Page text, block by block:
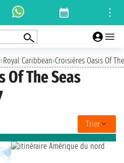
›Royal Caribbean›Croisières Oasis Of
Of The Seas
Trier